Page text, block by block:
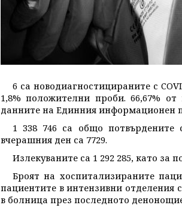
6 са новодиагностицираните с
1,8% положителни проби. 66,67%
данните на Единния информационен
1 338 746 са общо потвърдените
вчерашния ден са 7729.
Излекуваните са 1 292 285, като за
Броят на хоспитализираните
пациентите в интензивни отделения
в болница през последното